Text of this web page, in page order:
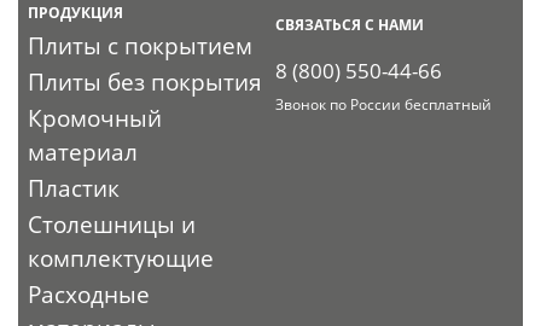
ПРОДУКЦИЯ
Плиты с покрытием
Плиты без покрытия
Кромочный
материал
Пластик
Столешницы и
комплектующие
Расходные
СВЯЗАТЬСЯ С НАМИ
8 (800) 550-44-66
Звонок по России бесплатный